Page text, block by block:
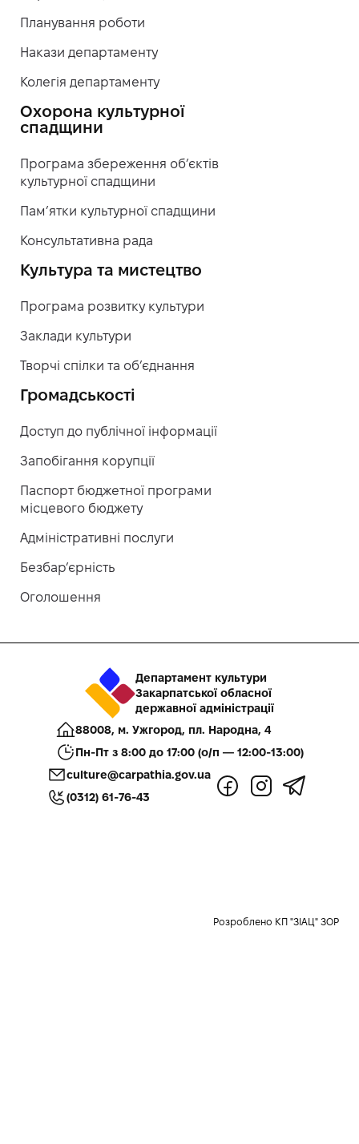
Планування роботи
Накази департаменту
Колегія департаменту
Охорона культурної
спадщини
Програма збереження об’єктів
культурної спадщини
Пам’ятки культурної спадщини
Консультативна рада
Культура та мистецтво
Програма розвитку культури
Заклади культури
Творчі спілки та об’єднання
Громадськості
Доступ до публічної інформації
Запобігання корупції
Паспорт бюджетної програми
місцевого бюджету
Адміністративні послуги
Безбар’єрність
Оголошення
Департамент культури
Закарпатської обласної
державної адміністрації
88008, м. Ужгород, пл. Народна, 4
Пн-Пт з 8:00 до 17:00 (о/п — 12:00-13:00)
culture@carpathia.gov.ua
(0312) 61-76-43
Розроблено КП "ЗІАЦ" ЗОР